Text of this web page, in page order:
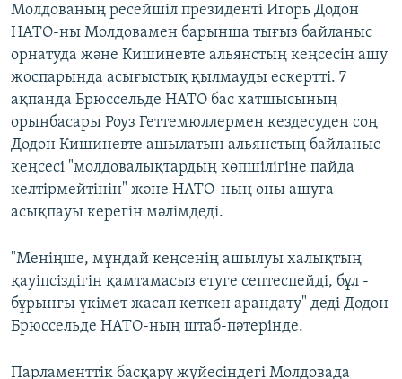
Молдованың ресейшіл президенті Игорь Додон
НАТО-ны Молдовамен барынша тығыз байланыс
орнатуда және Кишиневте альянстың кеңсесін ашу
жоспарында асығыстық қылмауды ескертті. 7
ақпанда Брюссельде НАТО бас хатшысының
орынбасары Роуз Геттемюллермен кездесуден соң
Додон Кишиневте ашылатын альянстың байланыс
кеңсесі "молдовалықтардың көпшілігіне пайда
келтірмейтінін" және НАТО-ның оны ашуға
асықпауы керегін мәлімдеді.
"Меніңше, мұндай кеңсенің ашылуы халықтың
қауіпсіздігін қамтамасыз етуге септеспейді, бұл -
бұрынғы үкімет жасап кеткен арандату" деді Додон
Брюссельде НАТО-ның штаб-пәтерінде.
Парламенттік басқару жүйесіндегі Молдовада